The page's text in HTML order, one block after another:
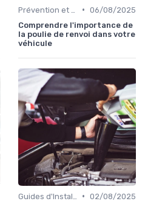
• 06/08/2025
Comprendre l'importance de
la poulie de renvoi dans votre
véhicule
• 02/08/2025